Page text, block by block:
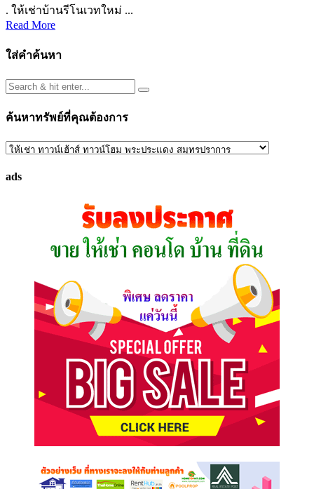
. ให้เช่าบ้านรีโนเวทใหม่ ...
Read More
ใส่คำค้นหา
ค้นหาทรัพย์ที่คุณต้องการ
ค้นหา
ที่
ads